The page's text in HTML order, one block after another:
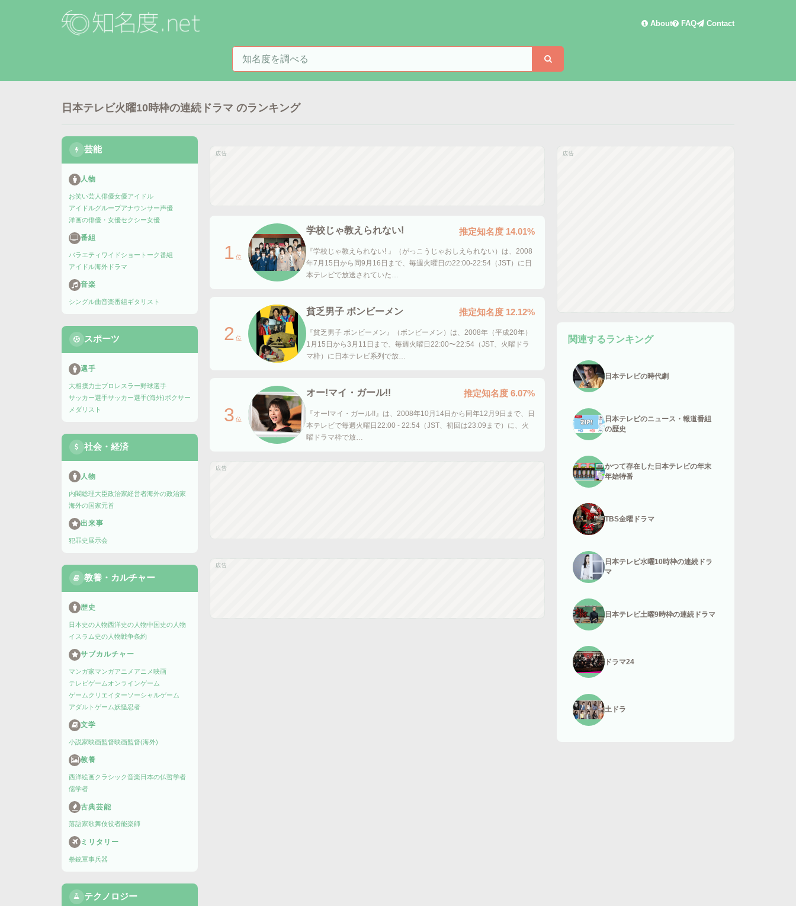
About FAQ Contact
知名度を検索
日本テレビ火曜10時枠の連続ドラマ のランキング
芸能
人物
お笑い芸人 俳優女優アイドル
アイドルグループアナウンサー声優
洋画の俳優・女優セクシー女優
番組
バラエティ ワイドショー トーク番組
アイドル海外ドラマ
音楽
シングル曲音楽番組ギタリスト
スポーツ
選手
大相撲力士プロレスラー野球選手
サッカー選手サッカー選手(海外)ボクサー
メダリスト
社会・経済
人物
内閣総理大臣政治家経営者海外の政治家
海外の国家元首
出来事
犯罪史 展示会
教養・カルチャー
歴史
日本史の人物西洋史の人物中国史の人物
イスラム史の人物戦争条約
サブカルチャー
マンガ家マンガアニメ アニメ映画
テレビゲームオンラインゲーム
ゲームクリエイターソーシャルゲーム
アダルトゲーム妖怪忍者
文学
小説家映画監督映画監督(海外)
教養
西洋絵画クラシック音楽 日本の仏哲学者
儒学者
古典芸能
落語家歌舞伎役者能楽師
ミリタリー
拳銃軍事兵器
テクノロジー
広告
1 位
学校じゃ教えられない! 推定知名度 14.01%
『学校じゃ教えられない! 』（がっこうじゃおしえられない）は、2008
年7月15日から同9月16日まで、毎週火曜日の22:00-22:54（JST）に日
本テレビで放送されていた…
2 位
貧乏男子 ボンビーメン 推定知名度 12.12%
『貧乏男子 ボンビーメン』（ボンビーメン）は、2008年（平成20年）
1月15日から3月11日まで、毎週火曜日22:00〜22:54（JST、火曜ドラ
マ枠）に日本テレビ系列で放…
3 位
オー!マイ・ガール!! 推定知名度 6.07%
『オー!マイ・ガール!!』は、2008年10月14日から同年12月9日まで、日
本テレビで毎週火曜日22:00 - 22:54（JST、初回は23:09まで）に、火
曜ドラマ枠で放…
広告
広告
広告
関連するランキング
日本テレビの時代劇
日本テレビのニュース・報道番組
の歴史
かつて存在した日本テレビの年末
年始特番
TBS金曜ドラマ
日本テレビ水曜10時枠の連続ドラ
マ
日本テレビ土曜9時枠の連続ドラマ
ドラマ24
土ドラ